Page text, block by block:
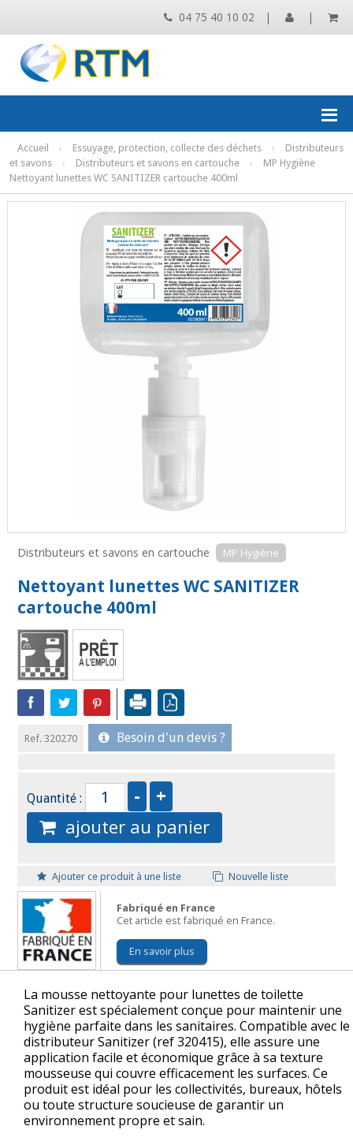
04 75 40 10 02 | |
Accueil › Essuyage, protection, collecte des déchets ›
Distributeurs
et savons
› Distributeurs et savons en cartouche ›
MP Hygiène
Nettoyant lunettes WC SANITIZER cartouche 400ml
Distributeurs et savons en cartouche MP Hygiène
Nettoyant lunettes WC SANITIZER
cartouche 400ml
Ref. 320270 Besoin d'un devis ?
Quantité :
ajouter au panier
Ajouter ce produit à une liste Nouvelle liste
Fabriqué en France
Cet article est fabriqué en France.
En savoir plus
La mousse nettoyante pour lunettes de toilette
Sanitizer est spécialement conçue pour maintenir une
hygiène parfaite dans les sanitaires. Compatible avec le
distributeur Sanitizer (ref 320415), elle assure une
application facile et économique grâce à sa texture
mousseuse qui couvre efficacement les surfaces. Ce
produit est idéal pour les collectivités, bureaux, hôtels
ou toute structure soucieuse de garantir un
environnement propre et sain.